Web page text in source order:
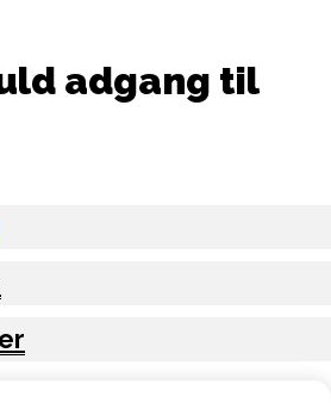
adgang til